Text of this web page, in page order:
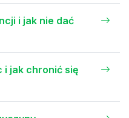
i jak nie dać
i jak chronić się